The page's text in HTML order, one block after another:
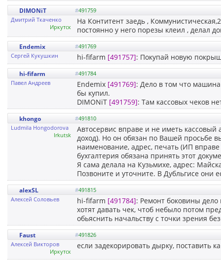
DIMONiT #491759
Дмитрий Ткаченко
Иркутск
На Контитент заедь ,
постоянно у него порезы клеил , делал
Endemix #491769
Сергей Кукушкин
hi-fifarm [491757]: Покупай новую
hi-fifarm #491784
Павел Андреев
Endemix [491769]: Дело в том что
бы купил.
DIMONiT [491759]: Там кассовых чеков
khongo #491810
Ludmila Hongodorova
Irkutsk
Автосервис вправе и не иметь
доход). Но он обязан по Вашей просьбе
наименование, адрес, печать (ИП
бухгалтерия обязана принять этот
Я сама делала на Кузьмихе, адрес:
Позвоните и уточните. В Дубльгисе они
alexSL #491815
Алексей Соловьев
hi-fifarm [491784]: Ремонт боковины
хотят давать чек, чтоб небыло потом
обьяснить начальству с точки зрения
Faust #491826
Алексей Викторов
Иркутск
если задекорировать дырку, поставить